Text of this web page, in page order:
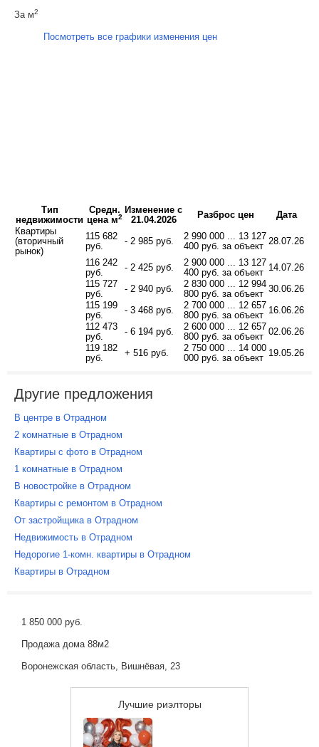
За м2
Посмотреть все графики изменения цен
Тип
недвижимости
Средн.
цена м2
Изменение с
21.04.2026
Разброс цен
Дата
Квартиры
(вторичный
рынок)
115 682
руб.
- 2 985 руб.
2 990 000 ... 13 127
400 руб. за объект 28.07.26
116 242
руб.
- 2 425 руб.
2 900 000 ... 13 127
400 руб. за объект 14.07.26
115 727
руб.
- 2 940 руб.
2 830 000 ... 12 994
800 руб. за объект 30.06.26
115 199
руб.
- 3 468 руб.
2 700 000 ... 12 657
800 руб. за объект 16.06.26
112 473
руб.
- 6 194 руб.
2 600 000 ... 12 657
800 руб. за объект 02.06.26
119 182
руб.
+ 516 руб.
2 750 000 ... 14 000
000 руб. за объект 19.05.26
Другие предложения
В центре в Отрадном
2 комнатные в Отрадном
Квартиры с фото в Отрадном
1 комнатные в Отрадном
В новостройке в Отрадном
Квартиры с ремонтом в Отрадном
От застройщика в Отрадном
Недвижимость в Отрадном
Недорогие 1-комн. квартиры в Отрадном
Квартиры в Отрадном
1 850 000 руб.
Продажа дома 88м2
Воронежская область, Вишнёвая, 23
Лучшие риэлторы